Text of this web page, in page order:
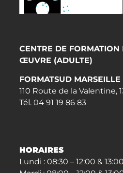
CENTRE DE FORMATION
ŒUVRE (ADULTE)
FORMATSUD MARSEILLE
110 Route de la Valentine,
Tél. 04 91 19 86 83
HORAIRES
Lundi : 08:30 – 12:00 &